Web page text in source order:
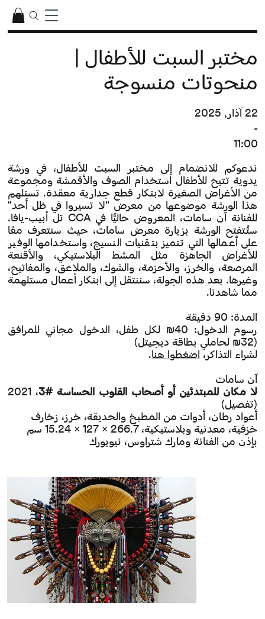
ندعوكم للانضمام إلى مختبر السبت للأطفال، في ورشة
يدوية تتيح للأطفال استخدام الصوف والأقمشة ومجموعة
من الأغراض الصغيرة لابتكار قطع جدارية معقدة. تستلهم
هذا الورشة موضوعها من معرض "لا تسيروا في ظل أحد"
للفنانة آن سامات، المعروض حاليًّا في CCA تل أبيب-يافا.
ستُتفتح الورشة بزيارة معرض سامات، حيث سنتعرف معًا
على أعمالها التي تتميز بتقنيات النسيج، واستخدامها الوفير
للأغراض الجاهزة مثل المشط البلاستيكي، والأقنعة
المرصعة، والخرز، والأحزمة، والشوك، والملاعق، والمفاتيح،
وغيرها. بعد هذه الجولة، سننتقل إلى ابتكار أعمال مستلهمة
مما شاهدنا.
المدة: 90 دقيقة
رسوم الدخول: 40₪ لكل طفل، الدخول مجاني للمرافق
(32₪ لحاملي بطاقة ديجيتل)
لشراء التذاكر، اضغطوا هنا.
آن سامات
لا مكان للمبتدئين أو أصحاب القلوب الحساسـة #3
، 2021
(تفصيل)
أعواد رطـان، أدوات من المطبـخ والحديقة، خرز، زخارف
خزفية، معدنية وبلاستيكية، 266.7 × 127 × 15.24 سم
بإذن من الفنانة ومارك شتراوس، نيويورك
مختبر السبت للأطفال |
منحوتات منسوجة
22 آذار, 2025
-
11:00